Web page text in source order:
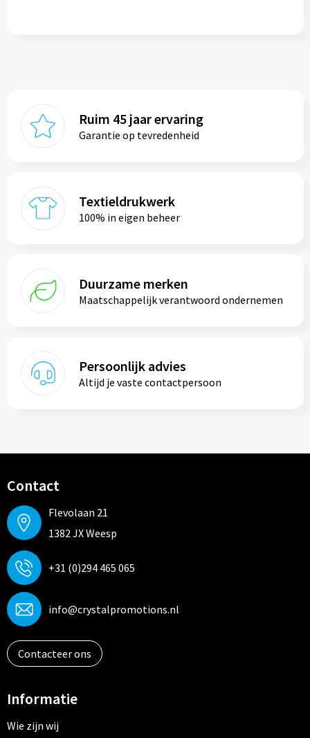
Ruim 45 jaar ervaring
Garantie op tevredenheid
Textieldrukwerk
100% in eigen beheer
Duurzame merken
Maatschappelijk verantwoord ondernemen
Persoonlijk advies
Altijd je vaste contactpersoon
Contact
Flevolaan 21
1382 JX Weesp
+31 (0)294 465 065
info@crystalpromotions.nl
Contacteer ons
Informatie
Wie zijn wij